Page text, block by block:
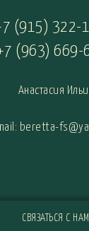
(915) 322-
(963) 669-
Анастасия
beretta-
СВЯЗАТЬСЯ С